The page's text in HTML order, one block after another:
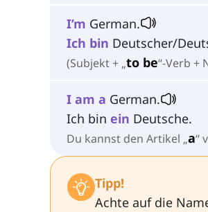
I’m German.
Ich bin Deutscher/
(Subjekt + „to be“-Verb +
I am a German.
Ich bin ein Deutsche.
Du kannst den Artikel „a“
Tipp!
Achte auf die